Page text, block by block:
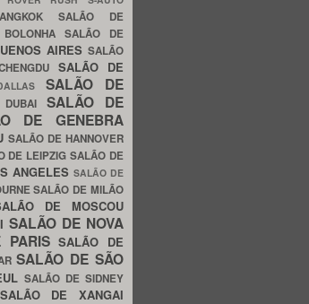
SALÃO DE
SALÃO DE
AIRES SALÃO
SALÃO DE
SALÃO DE
SALÃO DE
DE GENEBRA
SALÃO DE HANNOVER
DE LEIPZIGSALÃO DE
ANGELES SALÃO DE
SALÃO DE MILÃO
DE MOSCOU
SALÃO DE NOVA
PARISSALÃO DE
SALÃO DE SÃO
SALÃO DE SIDNEY
SALÃO DE XANGAI